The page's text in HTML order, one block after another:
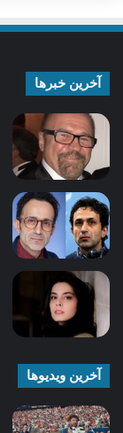
آخرین خبرها
آخرین ویدیوها